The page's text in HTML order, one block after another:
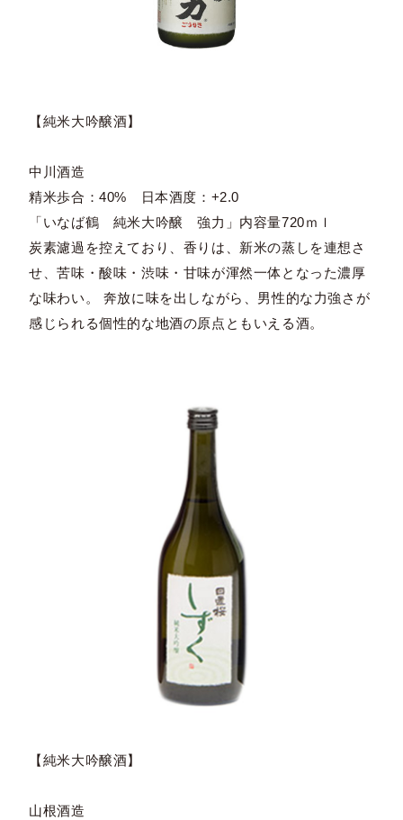
【純米大吟醸酒】
中川酒造
精米歩合：40% 日本酒度：+2.0
「いなば鶴 純米大吟醸 強力」内容量720ｍｌ
炭素濾過を控えており、香りは、新米の蒸しを連想さ
せ、苦味・酸味・渋味・甘味が渾然一体となった濃厚
な味わい。 奔放に味を出しながら、男性的な力強さが
感じられる個性的な地酒の原点ともいえる酒。
【純米大吟醸酒】
山根酒造